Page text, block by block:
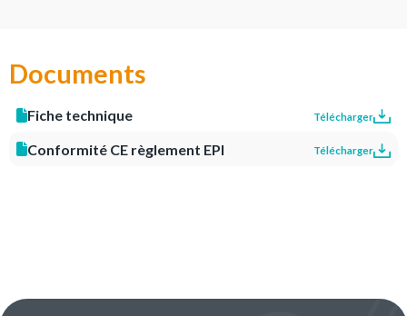
Documents
Fiche technique Télécharger
Conformité CE règlement EPI Télécharger